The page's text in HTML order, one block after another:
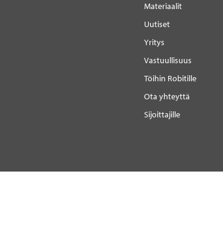
Materiaalit
Uutiset
Yritys
Vastuullisuus
Töihin Robitille
Ota yhteyttä
Sijoittajille